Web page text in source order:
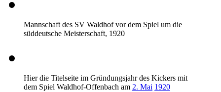
Mannschaft des SV Waldhof vor dem Spiel um die
süddeutsche Meisterschaft, 1920
Hier die Titelseite im Gründungsjahr des Kickers mit
dem Spiel Waldhof-Offenbach am 2. Mai 1920